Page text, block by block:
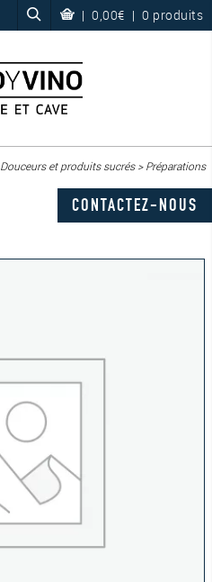
| 0,00€ | 0 produits
Douceurs et produits sucrés>Préparations
CONTACTEZ-NOUS